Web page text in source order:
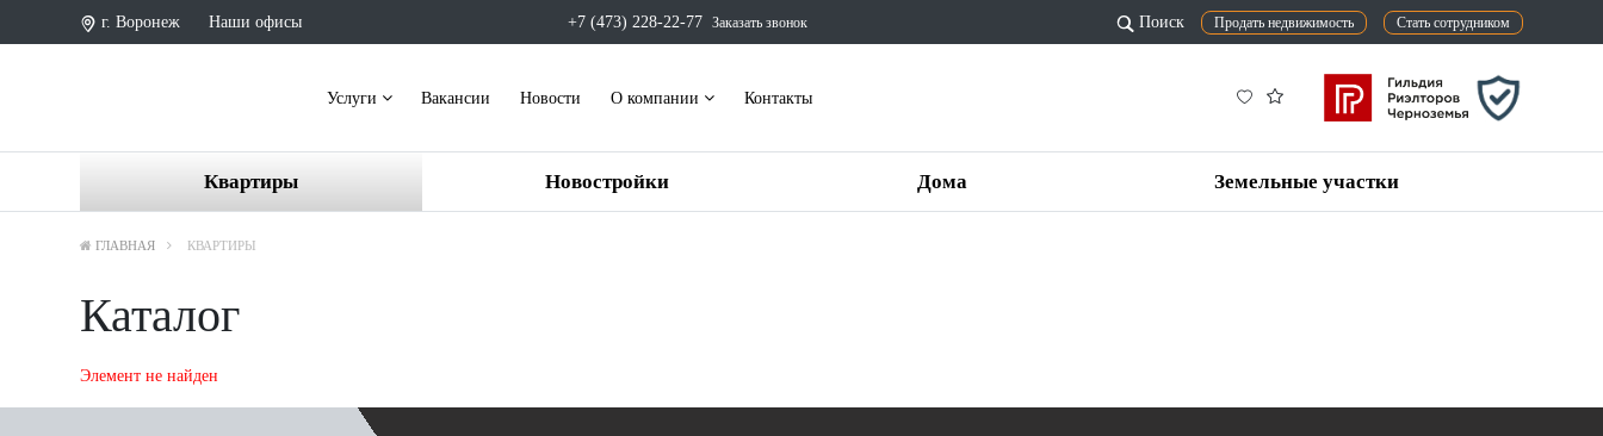
г. Воронеж Наши офисы +7 (473) 228-22-77 Заказать звонок Поиск Продать недвижимость Стать сотрудником
Услуги Вакансии Новости О компании Контакты
Квартиры Новостройки Дома Земельные участки
ГЛАВНАЯ КВАРТИРЫ
Каталог
Элемент не найден